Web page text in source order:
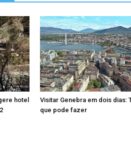
hotel
Visitar Genebra em dois dias:
que pode fazer